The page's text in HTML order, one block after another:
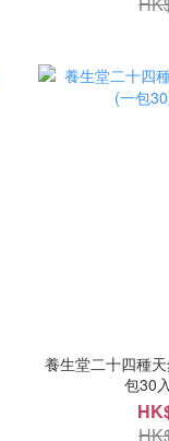
養生堂二十四種